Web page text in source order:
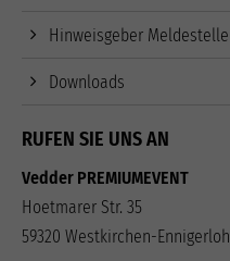
Hinweisgeber Meldestelle
Downloads
RUFEN SIE UNS AN
Vedder PREMIUMEVENT
Hoetmarer Str. 35
59320 Westkirchen-Ennigerloh